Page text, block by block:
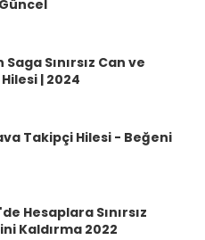
Sınırsız Can ve
| 2024
Takipçi Hilesi - Beğeni
Hesaplara Sınırsız
Kaldırma 2022